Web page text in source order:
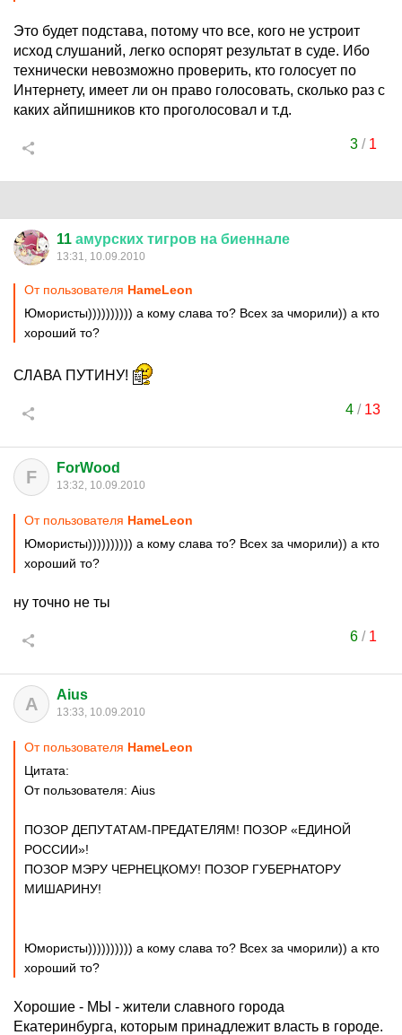
Это будет подстава, потому что все, кого не устроит
исход слушаний, легко оспорят результат в суде. Ибо
технически невозможно проверить, кто голосует по
Интернету, имеет ли он право голосовать, сколько раз с
каких айпишников кто проголосовал и т.д.
3/ 1
11 амурских тигров на биеннале
13:31, 10.09.2010
От пользователя HаmеLеоn
Юмористы)))))))))) а кому слава то? Всех за чморили)) а кто
хороший то?
СЛАВА ПУТИНУ!
4 / 13
F ForWood
13:32, 10.09.2010
От пользователя HаmеLеоn
Юмористы)))))))))) а кому слава то? Всех за чморили)) а кто
хороший то?
ну точно не ты
6/ 1
A Aius
13:33, 10.09.2010
От пользователя HаmеLеоn
Цитата:
От пользователя: Aius
ПОЗОР ДЕПУТАТАМ-ПРЕДАТЕЛЯМ! ПОЗОР «ЕДИНОЙ
РОССИИ»!
ПОЗОР МЭРУ ЧЕРНЕЦКОМУ! ПОЗОР ГУБЕРНАТОРУ
МИШАРИНУ!
Юмористы)))))))))) а кому слава то? Всех за чморили)) а кто
хороший то?
Хорошие - МЫ - жители славного города
Екатеринбурга, которым принадлежит власть в городе.